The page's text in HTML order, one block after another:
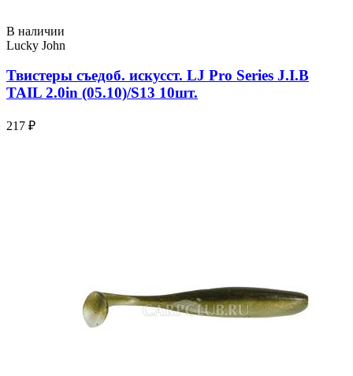
В наличии
Lucky John
Твистеры съедоб. искусст. LJ Pro Series J.I.B
TAIL 2.0in (05.10)/S13 10шт.
217 ₽